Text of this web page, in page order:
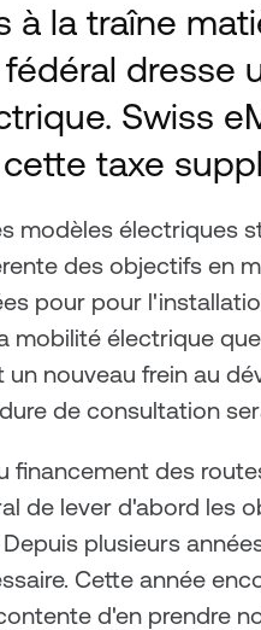
à la traîne
dresse
Swiss
taxe
modèles électriques
des objectifs en
pour pour
électrique
nouveau frein au
de consultation
des
de lever d'abord les
plusieurs
Cette année
d'en prendre